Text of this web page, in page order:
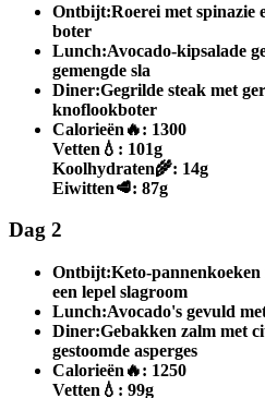
Ontbijt:Roerei met spinazie
boter
Lunch:Avocado-kipsalade
gemengde sla
Diner:Gegrilde steak met
knoflookboter
Calorieën 🔥: 1300
Vetten 💧: 101g
Koolhydraten🌾: 14g
Eiwitten🥩: 87g
Dag 2
Ontbijt:Keto-pannenkoeken
een lepel slagroom
Lunch:Avocado's gevuld
Diner:Gebakken zalm met
gestoomde asperges
Calorieën 🔥: 1250
Vetten 💧: 99g